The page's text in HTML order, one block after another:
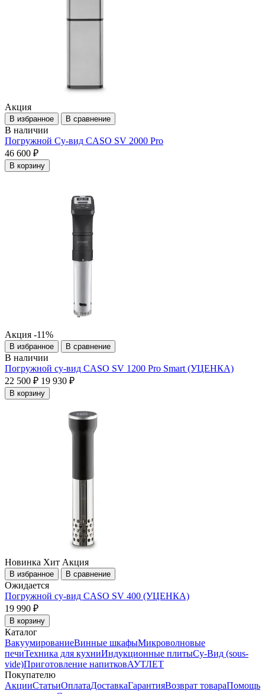
Акция
В избранное В сравнение
В наличии
Погружной Су-вид CASO SV 2000 Pro
46 600 ₽
В корзину
Акция -11%
В избранное В сравнение
В наличии
Погружной су-вид CASO SV 1200 Pro Smart (УЦЕНКА)
22 500 ₽ 19 930 ₽
В корзину
Новинка Хит Акция
В избранное В сравнение
Ожидается
Погружной су-вид CASO SV 400 (УЦЕНКА)
19 990 ₽
В корзину
Каталог
ВакуумированиеВинные шкафыМикроволновые
печиТехника для кухниИндукционные плитыСу-Вид (sous-
vide)Приготовление напитковАУТЛЕТ
Покупателю
АкцииСтатьиОплатаДоставкаГарантияВозврат товараПомощь